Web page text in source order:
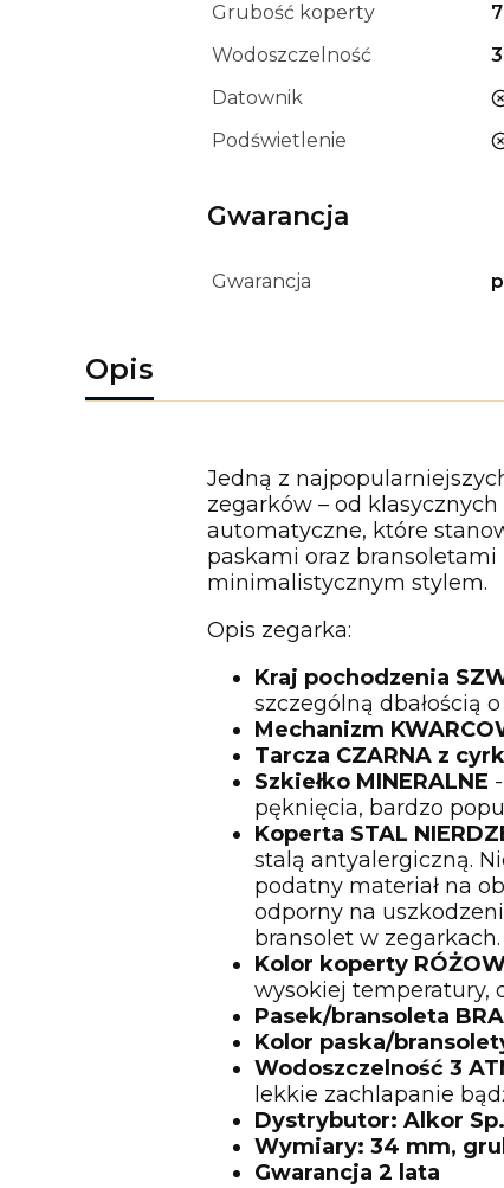
Grubość koperty
Wodoszczelność
Datownik
Podświetlenie
Gwarancja
Gwarancja
Opis
Jedną z
zegarków – od
automatyczne, które
paskami oraz
minimalistycznym stylem.
Opis zegarka:
Kraj pochodzenia
szczególną dbałością
Mechanizm
Tarcza CZARNA z
Szkiełko MINERALNE
pęknięcia, bardzo
Koperta STAL
stalą antyalergiczną.
podatny materiał na
odporny na
bransolet w zegarkach.
Kolor koperty
wysokiej temperatury,
Pasek/bransoleta
Kolor paska/
Wodoszczelność 3
lekkie zachlapanie
Dystrybutor: Alkor
Wymiary: 34 mm,
Gwarancja 2 lata